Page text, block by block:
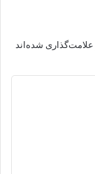
شده‌اند